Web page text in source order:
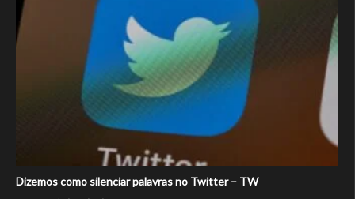
Dizemos como silenciar palavras no Twitter – TW